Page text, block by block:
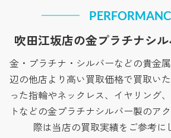
吹田江坂店の金プラチナシ
金・プラチナ・シルバーなどの貴金
辺の他店より高い買取価格で買取い
った指輪やネックレス、イヤリング
トなどの金プラチナシルバー製のア
際は当店の買取実績をご参考に